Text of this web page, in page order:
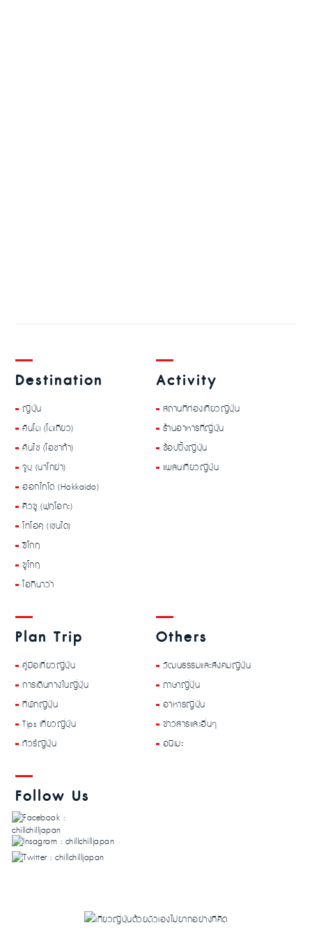
Destination
ญี่ปุ่น
คันโต (โตเกียว)
คันไซ (โอซาก้า)
จูบุ (นาโกย่า)
ฮอกไกโด (Hokkaido)
คิวชู (ฟุกุโอกะ)
โทโฮคุ (เซนได)
ชิโกกุ
ชูโกกุ
โอกินาว่า
Activity
สถานที่ท่องเที่ยวญี่ปุ่น
ร้านอาหารที่ญี่ปุ่น
ช้อปปิ้งญี่ปุ่น
แพลนเที่ยวญี่ปุ่น
Plan Trip
คู่มือเที่ยวญี่ปุ่น
การเดินทางในญี่ปุ่น
ที่พักญี่ปุ่น
Tips เที่ยวญี่ปุ่น
ทัวร์ญี่ปุ่น
Others
วัฒนธรรมและสังคมญี่ปุ่น
ภาษาญี่ปุ่น
อาหารญี่ปุ่น
ข่าวสารและอื่นๆ
อนิเมะ
Follow Us